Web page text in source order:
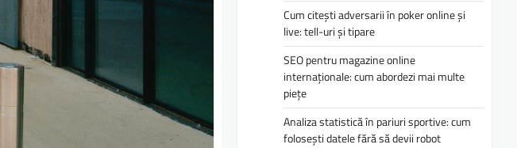
Cum citești adversarii în poker online și
live: tell-uri și tipare
SEO pentru magazine online
internaționale: cum abordezi mai multe
piețe
Analiza statistică în pariuri sportive: cum
folosești datele fără să devii robot